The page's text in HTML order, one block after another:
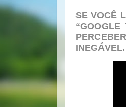
SE VOCÊ
“GOOGLE